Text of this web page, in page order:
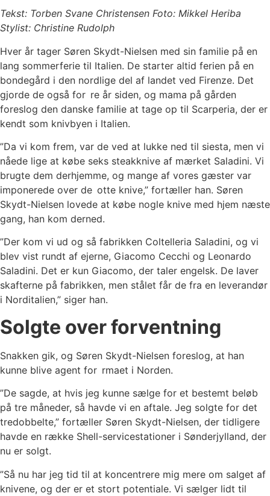
Tekst: Torben Svane Christensen Foto: Mikkel Heriba
Stylist: Christine Rudolph
Hver år tager Søren Skydt-Nielsen med sin familie på en
lang sommerferie til Italien. De starter altid ferien på en
bondegård i den nordlige del af landet ved Firenze. Det
gjorde de også for re år siden, og mama på gården
foreslog den danske familie at tage op til Scarperia, der er
kendt som knivbyen i Italien.
”Da vi kom frem, var de ved at lukke ned til siesta, men vi
nåede lige at købe seks steakknive af mærket Saladini. Vi
brugte dem derhjemme, og mange af vores gæster var
imponerede over de otte knive,” fortæller han. Søren
Skydt-Nielsen lovede at købe nogle knive med hjem næste
gang, han kom derned.
”Der kom vi ud og så fabrikken Coltelleria Saladini, og vi
blev vist rundt af ejerne, Giacomo Cecchi og Leonardo
Saladini. Det er kun Giacomo, der taler engelsk. De laver
skafterne på fabrikken, men stålet får de fra en leverandør
i Norditalien,” siger han.
Solgte over forventning
Snakken gik, og Søren Skydt-Nielsen foreslog, at han
kunne blive agent for rmaet i Norden.
”De sagde, at hvis jeg kunne sælge for et bestemt beløb
på tre måneder, så havde vi en aftale. Jeg solgte for det
tredobbelte,” fortæller Søren Skydt-Nielsen, der tidligere
havde en række Shell-servicestationer i Sønderjylland, der
nu er solgt.
”Så nu har jeg tid til at koncentrere mig mere om salget af
knivene, og der er et stort potentiale. Vi sælger lidt til